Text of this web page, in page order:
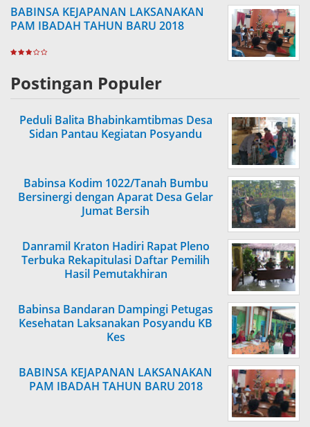
BABINSA KEJAPANAN LAKSANAKAN
PAM IBADAH TAHUN BARU 2018
Postingan Populer
Peduli Balita Bhabinkamtibmas Desa
Sidan Pantau Kegiatan Posyandu
Babinsa Kodim 1022/Tanah Bumbu
Bersinergi dengan Aparat Desa Gelar
Jumat Bersih
Danramil Kraton Hadiri Rapat Pleno
Terbuka Rekapitulasi Daftar Pemilih
Hasil Pemutakhiran
Babinsa Bandaran Dampingi Petugas
Kesehatan Laksanakan Posyandu KB
Kes
BABINSA KEJAPANAN LAKSANAKAN
PAM IBADAH TAHUN BARU 2018